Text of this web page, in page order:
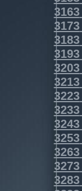
3163
3173
3183
3193
3203
3213
3223
3233
3243
3253
3263
3273
3283